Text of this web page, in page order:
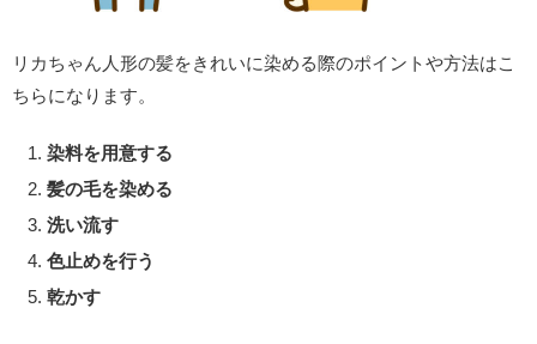
リカちゃん人形の髪をきれいに染める際のポイントや方法はこ
ちらになります。
染料を用意する
髪の毛を染める
洗い流す
色止めを行う
乾かす